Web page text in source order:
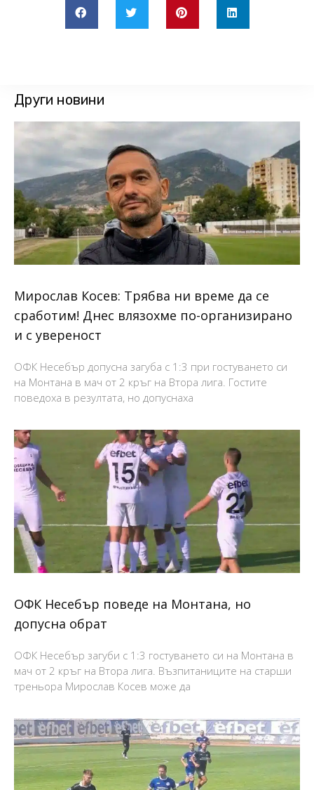
Други новини
Мирослав Косев: Трябва ни време да се
сработим! Днес влязохме по-организирано
и с увереност
ОФК Несебър допусна загуба с 1:3 при гостуването си
на Монтана в мач от 2 кръг на Втора лига. Гостите
поведоха в резултата, но допуснаха
ОФК Несебър поведе на Монтана, но
допусна обрат
ОФК Несебър загуби с 1:3 гостуването си на Монтана в
мач от 2 кръг на Втора лига. Възпитаниците на старши
треньора Мирослав Косев може да